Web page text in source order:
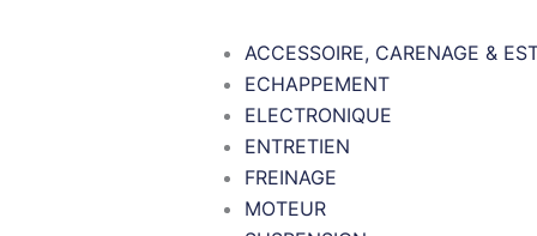
ACCESSOIRE, CARENAGE &
ECHAPPEMENT
ELECTRONIQUE
ENTRETIEN
FREINAGE
MOTEUR